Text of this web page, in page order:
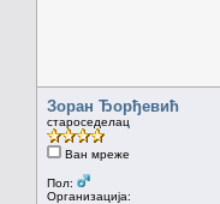
Зоран Ђорђевић
староседелац
Ван мреже
Пол:
Организација: